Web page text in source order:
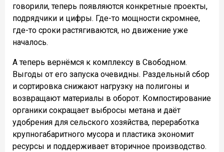
говорили, теперь появляются конкретные проекты,
подрядчики и цифры. Где-то мощности скромнее,
где-то сроки растягиваются, но движение уже
началось.
А теперь вернёмся к комплексу в Свободном.
Выгоды от его запуска очевидны. Раздельный сбор
и сортировка снижают нагрузку на полигоны и
возвращают материалы в оборот. Компостирование
органики сокращает выбросы метана и даёт
удобрения для сельского хозяйства, переработка
крупногабаритного мусора и пластика экономит
ресурсы и поддерживает вторичное производство.